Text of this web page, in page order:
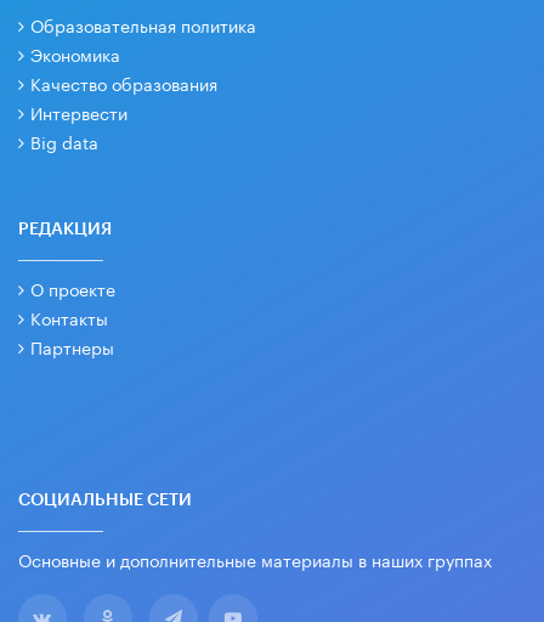
Образовательная политика
Экономика
Качество образования
Интервести
Big data
РЕДАКЦИЯ
О проекте
Контакты
Партнеры
СОЦИАЛЬНЫЕ СЕТИ
Основные и дополнительные материалы в наших группах